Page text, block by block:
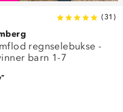
(31 )
regnselebukse -
barn 1-7